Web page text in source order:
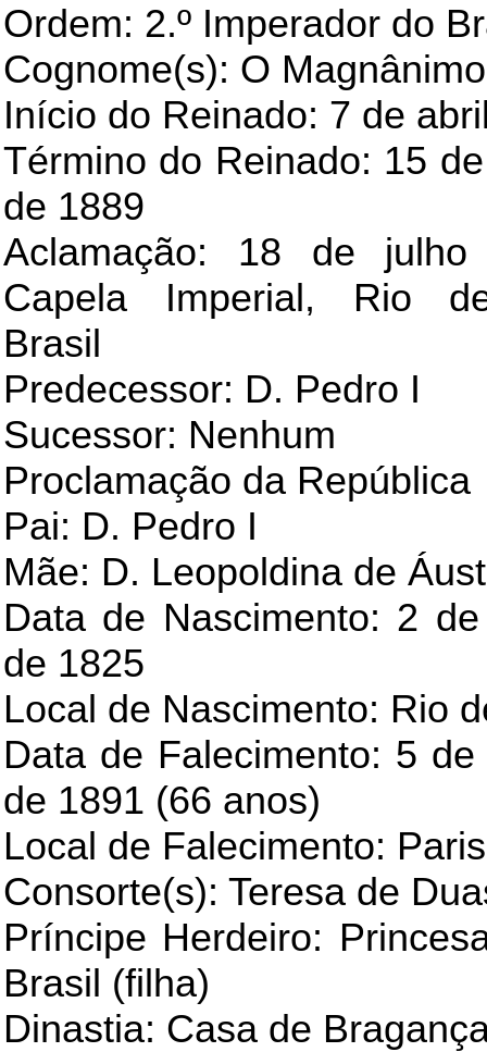
Ordem: 2.º Imperador do
Cognome(s): O Magnânimo
Início do Reinado: 7 de
Término do Reinado: 15
de 1889
Aclamação: 18 de
Capela Imperial, Rio
Brasil
Predecessor: D. Pedro I
Sucessor: Nenhum
Proclamação da República
Pai: D. Pedro I
Mãe: D. Leopoldina de
Data de Nascimento: 2
de 1825
Local de Nascimento: Rio
Data de Falecimento: 5
de 1891 (66 anos)
Local de Falecimento: Paris
Consorte(s): Teresa de
Príncipe Herdeiro:
Brasil (filha)
Dinastia: Casa de